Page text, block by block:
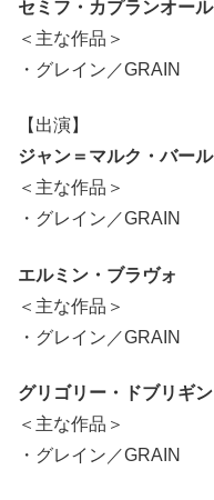
セミフ・カプランオール
＜主な作品＞
・グレイン／GRAIN
【出演】
ジャン＝マルク・バール
＜主な作品＞
・グレイン／GRAIN
エルミン・ブラヴォ
＜主な作品＞
・グレイン／GRAIN
グリゴリー・ドブリギン
＜主な作品＞
・グレイン／GRAIN